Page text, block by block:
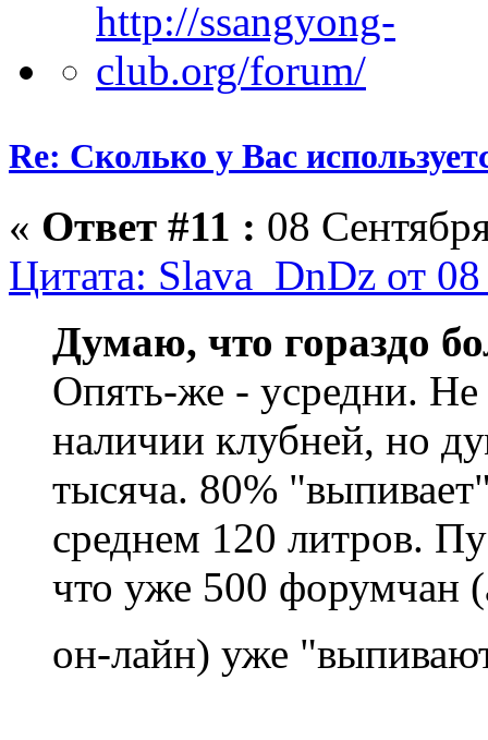
Re: Сколько у Вас
« Ответ #11 : 08
Цитата: Slava_DnDz от
Думаю, что гораздо
Опять-же - усредни.
наличии клубней, но
тысяча. 80%
среднем 120 литров.
что уже 500 форумчан
он-лайн) уже